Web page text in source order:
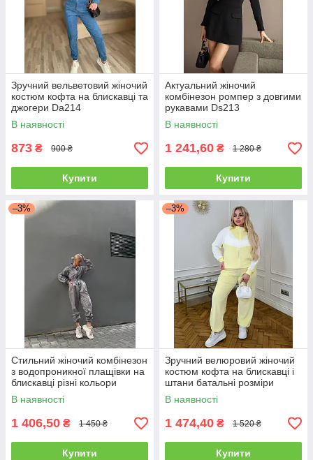
Зручний вельветовий жіночий
костюм кофта на блискавці та
джогери Da214
В наявності
873 ₴ 900 ₴
Купити
Актуальний жіночий
комбінезон ромпер з довгими
рукавами Ds213
В наявності
1 241,60 ₴ 1 280 ₴
Купити
–3%
Стильний жіночий комбінезон
з водопроникної плащівки на
блискавці різні кольори
Dvk4634
В наявності
1 406,50 ₴ 1 450 ₴
Купити
–3%
Зручний велюровий жіночий
костюм кофта на блискавці і
штани батальні розміри
Dr212
В наявності
1 474,40 ₴ 1 520 ₴
Купити